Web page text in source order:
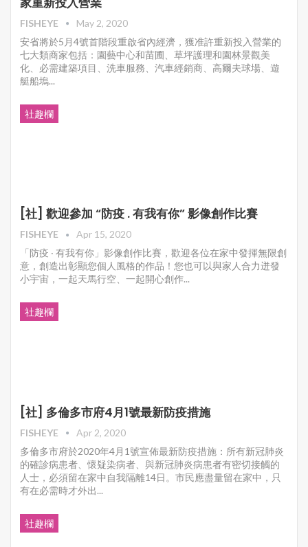
FISHEYE
May 2, 2020
安省將於5月4號首階段重啟省內經濟，獲准許重新投入營業的
七大類商家包括：園藝中心和苗圃、草坪護理和園林景觀美
化、必需建築項目、洗車服務、汽車經銷商、高爾夫球場、遊
艇船塢...
社趣欄
[社] 歡迎參加 “防疫 . 有我有你” 影像創作比賽
FISHEYE
Apr 15, 2020
「防疫 ‧ 有我有你」影像創作比賽，歡迎各位在家中發揮無限創
意，創造出彰顯您個人風格的作品！您也可以與家人合力迸發
小宇宙，一起天馬行空、一起開心創作...
社趣欄
[社] 多倫多市府4月1號最新防疫措施
FISHEYE
Apr 2, 2020
多倫多市府於2020年4月1號宣佈最新防疫措施：所有新冠肺炎
的確診病患者、懷疑染病者、與新冠肺炎病患者有密切接觸的
人士，必須留在家中自我隔離14日。市民應盡量留在家中，只
有在必需時才外出...
社趣欄